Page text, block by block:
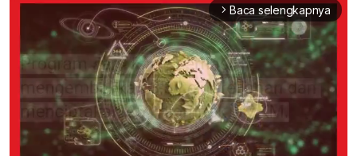
arrow_forward_ios Baca selengkapnya